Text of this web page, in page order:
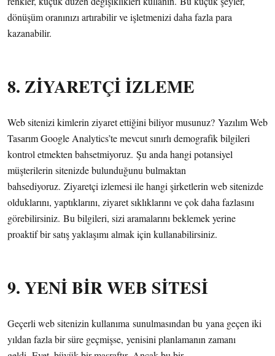
dönüşüm oranınızı artırabilir ve işletmenizi daha fazla para
kazanabilir.
8. ZİYARETÇİ İZLEME
Web sitenizi kimlerin ziyaret ettiğini biliyor musunuz? Yazılım Web
Tasarım Google Analytics’te mevcut sınırlı demografik bilgileri
kontrol etmekten bahsetmiyoruz. Şu anda hangi potansiyel
müşterilerin sitenizde bulunduğunu bulmaktan
bahsediyoruz. Ziyaretçi izlemesi ile hangi şirketlerin web sitenizde
olduklarını, yaptıklarını, ziyaret sıklıklarını ve çok daha fazlasını
görebilirsiniz. Bu bilgileri, sizi aramalarını beklemek yerine
proaktif bir satış yaklaşımı almak için kullanabilirsiniz.
9. YENİ BİR WEB SİTESİ
Geçerli web sitenizin kullanıma sunulmasından bu yana geçen iki
yıldan fazla bir süre geçmişse, yenisini planlamanın zamanı